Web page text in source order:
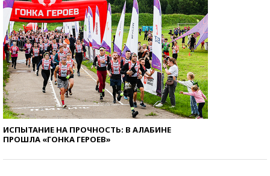
ИСПЫТАНИЕ НА ПРОЧНОСТЬ: В АЛАБИНЕ
ПРОШЛА «ГОНКА ГЕРОЕВ»